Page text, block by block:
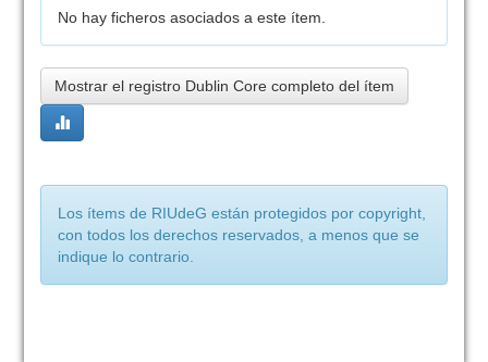
No hay ficheros asociados a este ítem.
Mostrar el registro Dublin Core completo del ítem
Los ítems de RIUdeG están protegidos por copyright,
con todos los derechos reservados, a menos que se
indique lo contrario.